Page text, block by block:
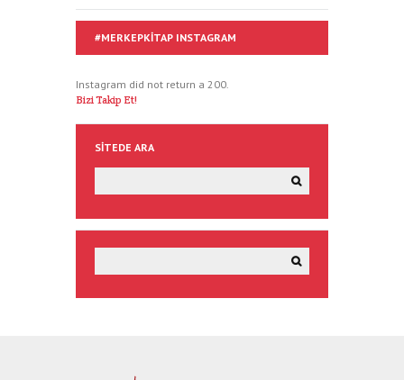
#MERKEPKITAP INSTAGRAM
Instagram did not return a 200.
Bizi Takip Et!
SITEDE ARA